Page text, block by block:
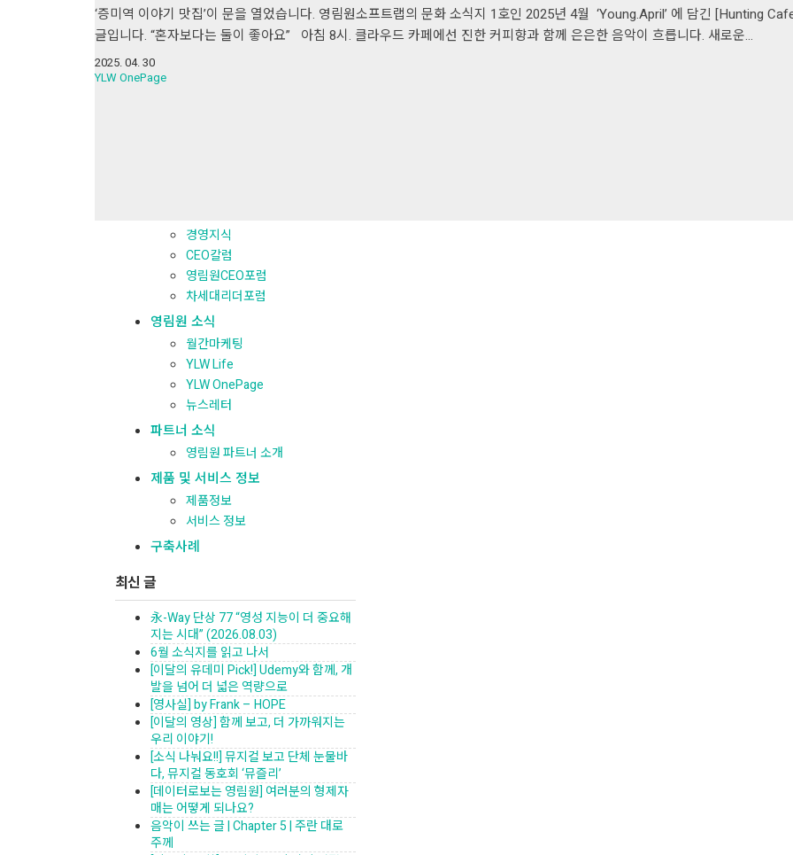
‘증미역 이야기 맛집’이 문을 열었습니다. 영림원소프트랩의 문화 소식지 1호인 2025년 4월 ‘Young.April’ 에 담긴 [Hunting
글입니다. “혼자보다는 둘이 좋아요” 아침 8시. 클라우드 카페에선 진한 커피향과 함께 은은한 음악이 흐릅니다. 새로운…
2025. 04. 30
YLW OnePage
경영지식
CEO칼럼
영림원CEO포럼
차세대리더포럼
영림원 소식
월간마케팅
YLW Life
YLW OnePage
뉴스레터
파트너 소식
영림원 파트너 소개
제품 및 서비스 정보
제품정보
서비스 정보
구축사례
최신 글
永-Way 단상 77 “영성 지능이 더 중요해
지는 시대” (2026.08.03)
6월 소식지를 읽고 나서
[이달의 유데미 Pick!] Udemy와 함께, 개
발을 넘어 더 넓은 역량으로
[영사실] by Frank – HOPE
[이달의 영상] 함께 보고, 더 가까워지는
우리 이야기!
[소식 나눠요!!] 뮤지컬 보고 단체 눈물바
다, 뮤지컬 동호회 ‘뮤즐리’
[데이터로보는 영림원] 여러분의 형제자
매는 어떻게 되나요?
음악이 쓰는 글 | Chapter 5 | 주란 대로
주께